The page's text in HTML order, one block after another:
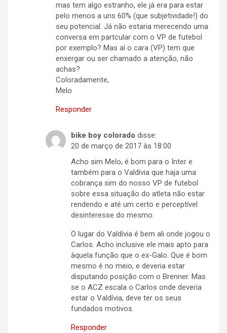
mas tem algo estranho, ele já era para estar
pelo menos a uns 60% (que subjetividade!) do
seu potencial. Já não estaria merecendo uma
conversa em partcular com o VP de futebol
por exemplo? Mas aí o cara (VP) tem que
enxergar ou ser chamado a atenção, não
achas?
Coloradamente,
Melo
Responder
bike boy colorado disse:
20 de março de 2017 às 18:00
Acho sim Melo, é bom para o Inter e
também para o Valdívia que haja uma
cobrança sim do nosso VP de futebol
sobre essa situação do atleta não estar
rendendo e até um certo e perceptível
desinteresse do mesmo.
O lugar do Valdívia é bem ali onde jogou o
Carlos. Acho inclusive ele mais apto para
àquela função que o ex-Galo. Que é bom
mesmo é no meio, e deveria estar
disputando posição com o Brenner. Mas
se o ACZ escala o Carlos onde deveria
estar o Valdívia, deve ter os seus
fundados motivos.
Responder